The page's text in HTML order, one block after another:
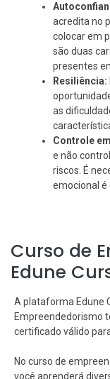
acredita no
colocar em
são duas
presentes
Resiliência:
as
Controle
e não
riscos. É
emocional é
Curso de
Edune
A plataforma Edune
Empreendedorismo
certificado válido
No curso de
você aprenderá